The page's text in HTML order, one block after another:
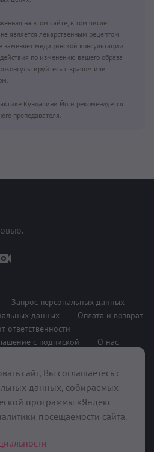
на этом сайте, в том числе
является лекарственным рецептом
медицинской консультации.
по изменению вашего образа
с врачом или
Кундалини Йоги рекомендуется
преподавателя.
Запрос персональных данных
данных
Оплата и возврат
ответственности
с подпиской О нас
сайт, Вы соглашаетесь с
данных, собираемых
программы «Яндекс
посещаемости сайта.